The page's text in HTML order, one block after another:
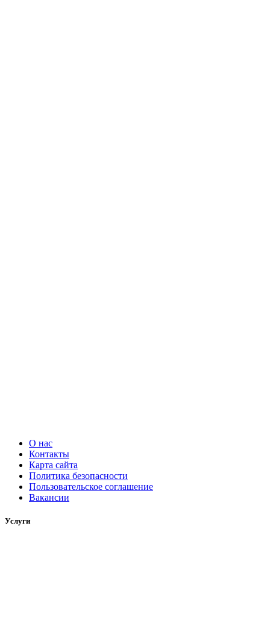
О нас
Контакты
Карта сайта
Политика безопасности
Пользовательское соглашение
Вакансии
Услуги